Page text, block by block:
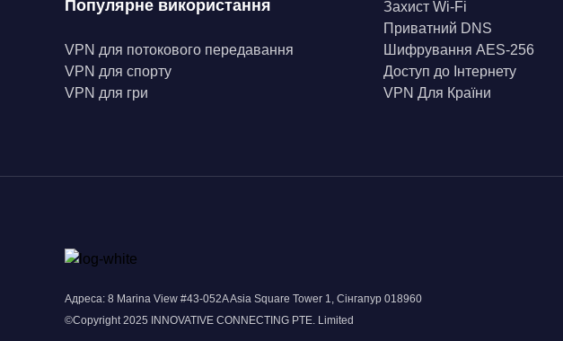
Популярне використання
VPN для потокового передавання
VPN для спорту
VPN для гри
Захист Wi-Fi
Приватний DNS
Шифрування AES-256
Доступ до Інтернету
VPN Для Країни
Адреса: 8 Marina View #43-052A Asia Square Tower 1, Сінгапур 018960
©Copyright 2025 INNOVATIVE CONNECTING PTE. Limited